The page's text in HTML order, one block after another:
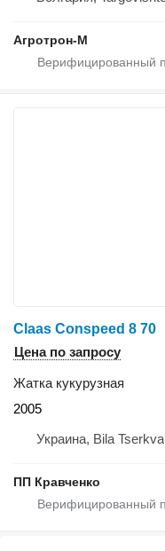
Агротрон-М
Claas Conspeed 8 70
Цена по запросу
Жатка кукурузная
2005
Украина, Bila Tserkva
ПП Кравченко